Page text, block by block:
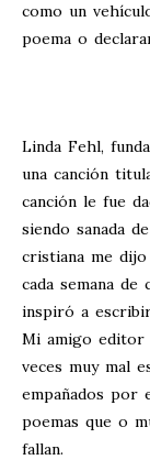
como un
poema o
Linda Fehl,
una canción
canción le fue
siendo sanada
cristiana me
cada semana de
inspiró a
Mi amigo editor
veces muy mal
empañados por
poemas que o
fallan.